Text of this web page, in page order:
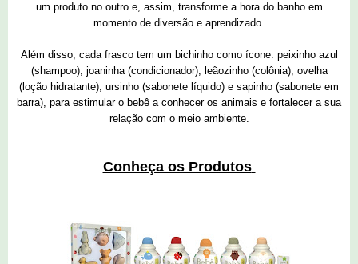
um produto no outro e, assim, transforme a hora do banho em
momento de diversão e aprendizado.
Além disso, cada frasco tem um bichinho como ícone: peixinho azul
(shampoo), joaninha (condicionador), leãozinho (colônia), ovelha
(loção hidratante), ursinho (sabonete líquido) e sapinho (sabonete em
barra), para estimular o bebê a conhecer os animais e fortalecer a sua
relação com o meio ambiente.
Conheça os Produtos